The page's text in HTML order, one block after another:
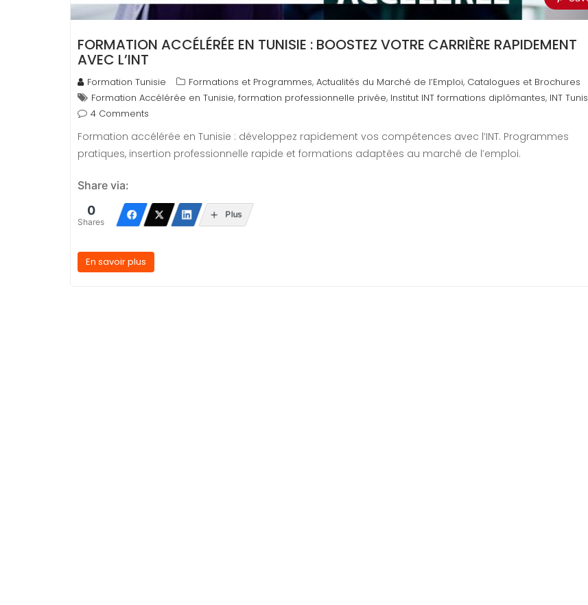
FORMATION ACCÉLÉRÉE EN TUNISIE : BOOSTEZ VOTRE CARRIÈRE RAPIDEMENT
AVEC L’INT
Formation Tunisie Formations et Programmes, Actualités du Marché de l’Emploi, Catalogues et Brochures
Formation Accélérée en Tunisie, formation professionnelle privée, Institut INT formations diplômantes, INT Tunis
4 Comments
Formation accélérée en Tunisie : développez rapidement vos compétences avec l’INT. Programmes
pratiques, insertion professionnelle rapide et formations adaptées au marché de l’emploi.
Share via:
0
Shares
Plus
En savoir plus